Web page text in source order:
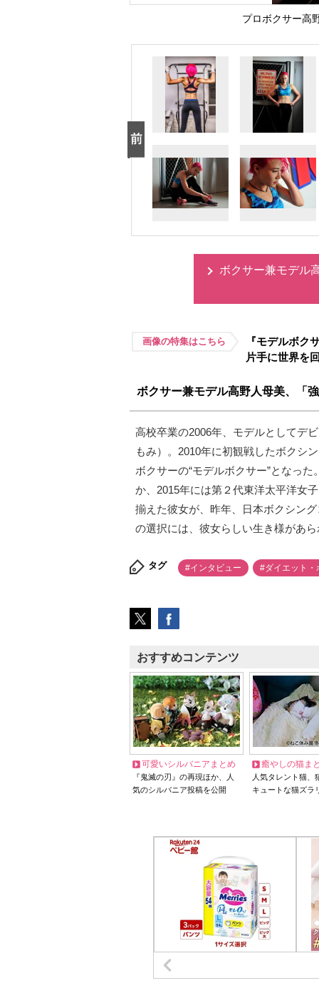
プロボクサー高
ボクサー兼モデル
画像の特集はこちら
『モデルボク
片手に世界を
ボクサー兼モデル高野人母美、「
高校卒業の2006年、モデルとしてデ
もみ）。2010年に初観戦したボクシ
ボクサーの“モデルボクサー”となっ
か、2015年には第２代東洋太平洋女
揃えた彼女が、昨年、日本ボクシン
の選択には、彼女らしい生き様があ
タグ #インタビュー #ダイエット・
おすすめコンテンツ
可愛いシルバニアまとめ
『鬼滅の刃』の再現ほか、人
気のシルバニア投稿を公開
癒やしの猫ま
人気タレント猫
キュートな猫ズラ